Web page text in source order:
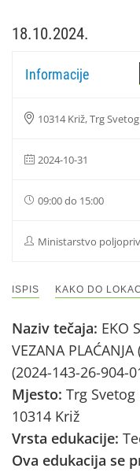
18.10.2024.
Informacije
10314 Križ, Trg
2024-10-31
09:00 do 15:00
Ministarstvo
ISPIS KAKO DO
Naziv tečaja: EKO
VEZANA
(2024-143-26-904-
Mjesto: Trg
10314 Križ
Vrsta edukacije:
Ova edukacija se